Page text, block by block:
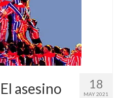
18
MAY 2021
asesino